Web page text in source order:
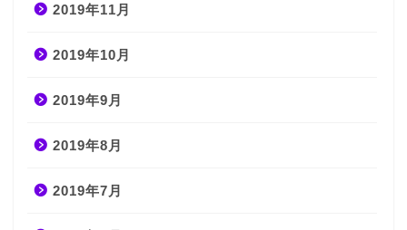
2019年11月
2019年10月
2019年9月
2019年8月
2019年7月